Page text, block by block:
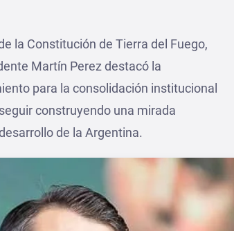
la Constitución de Tierra del Fuego,
Martín Perez destacó la
para la consolidación institucional
construyendo una mirada
de la Argentina.